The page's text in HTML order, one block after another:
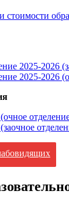
стоимости
2025-2026
2025-2026